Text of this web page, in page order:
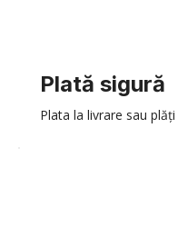
Plată sigură
Plata la livrare sau